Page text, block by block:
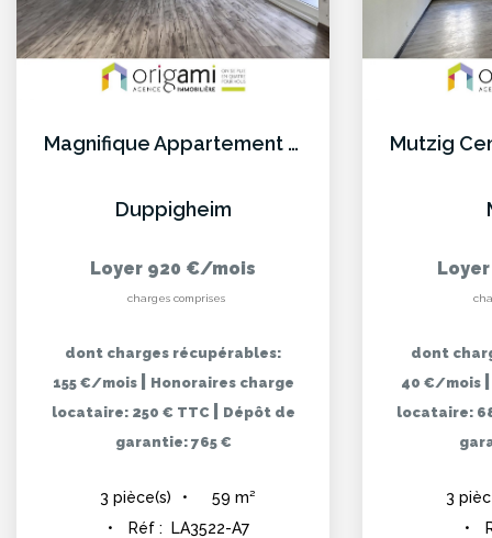
Magnifique Appartement 3P de 59.22 m² à Louer
Duppigheim
Loyer 920 €/mois
charges comprises
dont charges récupérables:
155 €/mois
Honoraires charge
locataire: 250 € TTC
Dépôt de
garantie: 765 €
3 pièce(s) 59 m²
Réf : LA3522-A7
dont
40 €/mois
locataire:
3